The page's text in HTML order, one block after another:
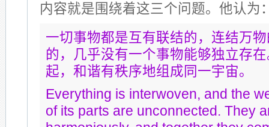
内容就是围绕着这三个问题。他认为
一切事物都是互有联结的，连结万
的，几乎没有一个事物能够独立存
起，和谐有秩序地组成同一宇宙。
Everything is interwoven, and the
of its parts are unconnected. They